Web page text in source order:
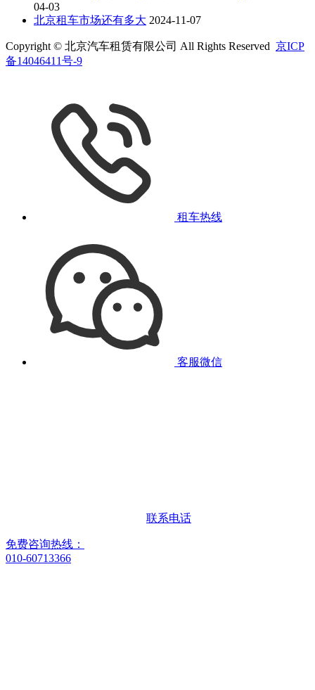
04-03
北京租车市场还有多大 2024-11-07
Copyright © 北京汽车租赁有限公司 All Rights Reserved 京ICP
备14046411号-9
租车热线
客服微信
联系电话
免费咨询热线：
010-60713366